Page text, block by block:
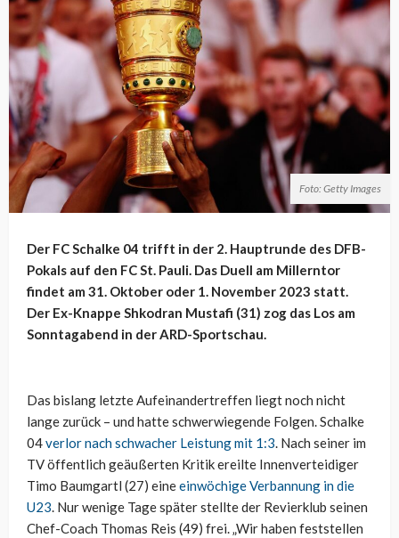
Foto: Getty Images
Der FC Schalke 04 trifft in der 2. Hauptrunde des DFB-
Pokals auf den FC St. Pauli. Das Duell am Millerntor
findet am 31. Oktober oder 1. November 2023 statt.
Der Ex-Knappe Shkodran Mustafi (31) zog das Los am
Sonntagabend in der ARD-Sportschau.
Das bislang letzte Aufeinandertreffen liegt noch nicht
lange zurück – und hatte schwerwiegende Folgen. Schalke
04verlor nach schwacher Leistung mit 1:3. Nach seiner im
TV öffentlich geäußerten Kritik ereilte Innenverteidiger
Timo Baumgartl (27) eineeinwöchige Verbannung in die
U23. Nur wenige Tage später stellte der Revierklub seinen
Chef-Coach Thomas Reis (49) frei. „Wir haben feststellen